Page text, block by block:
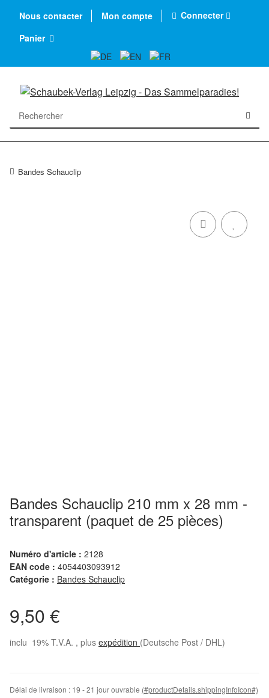
Nous contacter Mon compte
Connecter
Panier
Bandes Schauclip
Bandes Schauclip 210 mm x 28 mm -
transparent (paquet de 25 pièces)
Numéro d'article : 2128
EAN code : 4054403093912
Catégorie : Bandes Schauclip
9,50 €
inclu 19% T.V.A. , plus expédition (Deutsche Post / DHL)
Délai de livraison : 19 - 21 jour ouvrable (#productDetails.shippingInfoIcon#)